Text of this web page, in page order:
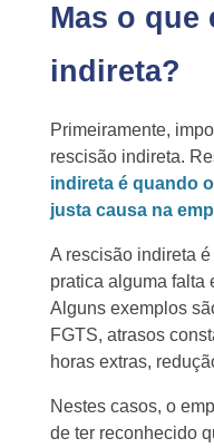
Mas o que
indireta?
Primeiramente,
rescisão indireta.
indireta é quando
justa causa na
A rescisão indireta
pratica alguma falta
Alguns exemplos
FGTS, atrasos
horas extras,
Nestes casos, o
de ter reconhecido